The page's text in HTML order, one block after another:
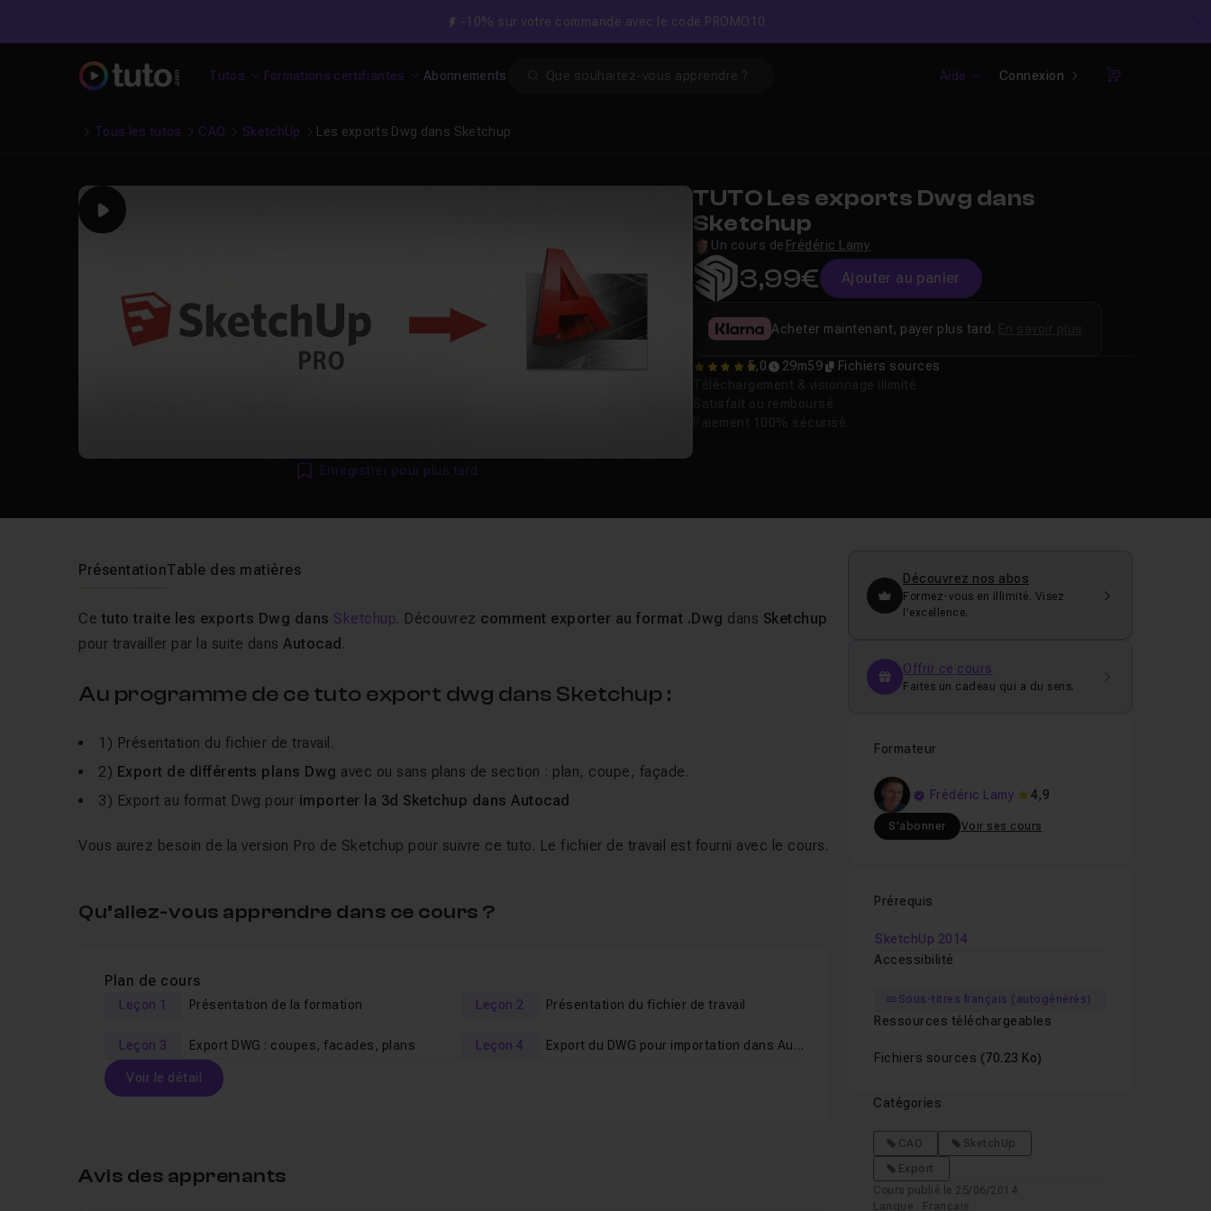
-10% sur votre commande avec le code PROMO10
Tutos Formations certifiantes Abonnements Aide Connexion
Panier
Tous les tutos CAO SketchUp Les exports Dwg dans Sketchup
Play
Enregistrer pour plus tard
TUTO Les exports Dwg dans
Sketchup
Un cours de Frédéric Lamy
3,99€ Ajouter au panier
5 5,0 29m59 Fichiers sources
Acheter maintenant, payer plus tard.
PrésentationTable des matières
Ce tuto traite les exports Dwg dans Sketchup. Découvrez comment exporter au format .Dwg dans Sketchup
pour travailler par la suite dansAutocad .
Au programme de ce tuto export dwg dans Sketchup :
1) Présentation du fichier de travail.
2) Export de différents plans Dwg avec ou sans plans de section : plan, coupe, façade.
3) Export au format Dwg pour importer la 3d Sketchup dans Autocad
Vous aurez besoin de la version Pro de Sketchup pour suivre ce tuto. Le fichier de travail est fourni avec le cours.
Qu’allez-vous apprendre dans ce cours ?
Plan de cours
Leçon 1 Présentation de la formation Leçon 2 Présentation du fichier de travail
Leçon 3 Export DWG : coupes, facades, plans Leçon 4 Export du DWG pour importation dans Autocad
Voir le détail
Avis des apprenants
Découvrez nos abos
Formez-vous en illimité. Visez
l’excellence.
Offrir ce cours
Faites un cadeau qui a du sens.
Formateur
Frédéric Lamy 4,9
S'abonner Voir ses cours
Prérequis
SketchUp 2014
Accessibilité
Sous-titres français (autogénérés)
Ressources téléchargeables
Fichiers sources (70.23 Ko)
Catégories
CAO
SketchUp
Export
Cours publié le 25/06/2014
Langue : Français